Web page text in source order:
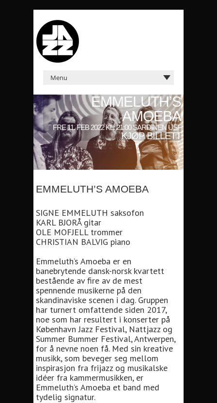
EMMELUTH’S
AMOEBA
FRE 11. FEB 2022 KL: 21:00 SARDINEN USF
KJØP BILLETT
EMMELUTH’S AMOEBA
SIGNE EMMELUTH saksofon
KARL BJORÅ gitar
OLE MOFJELL trommer
CHRISTIAN BALVIG piano
Emmeluth’s Amoeba er en
banebrytende dansk-norsk kvartett
bestående av fire av de mest
spennende musikerne på den
skandinaviske scenen i dag. Gruppen
har turnert omfattende siden 2017,
noe som har resultert i konserter på
København Jazz Festival, Nattjazz og
Summer Bummer Festival, Antwerpen,
for å nevne noen få. Med sin kreative
musikk, som beveger seg mellom
inspirasjon fra frijazz og musikalske
idéer fra kammermusikken, er
Emmeluth’s Amoeba et band med
tydelig signatur.